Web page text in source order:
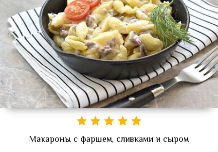
Макароны с фаршем, сливками и сыром